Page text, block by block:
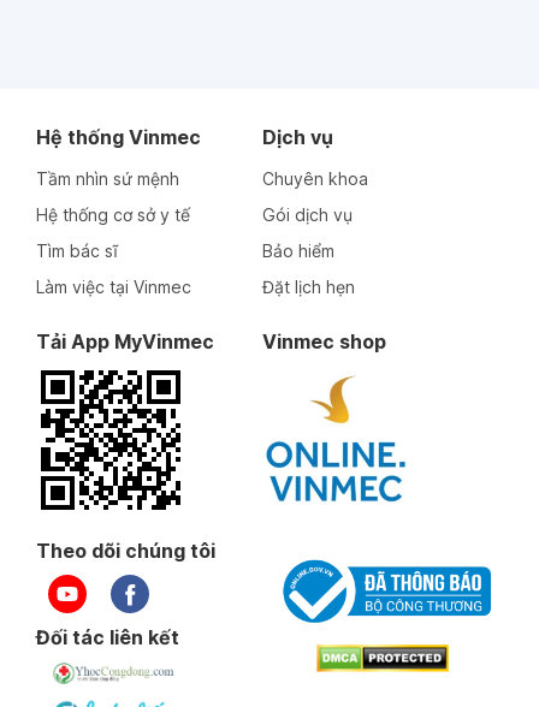
Hệ thống Vinmec
Tầm nhìn sứ mệnh
Hệ thống cơ sở y tế
Tìm bác sĩ
Làm việc tại Vinmec
Dịch vụ
Chuyên khoa
Gói dịch vụ
Bảo hiểm
Đặt lịch hẹn
Tải App MyVinmec Vinmec shop
Theo dõi chúng tôi
Đối tác liên kết